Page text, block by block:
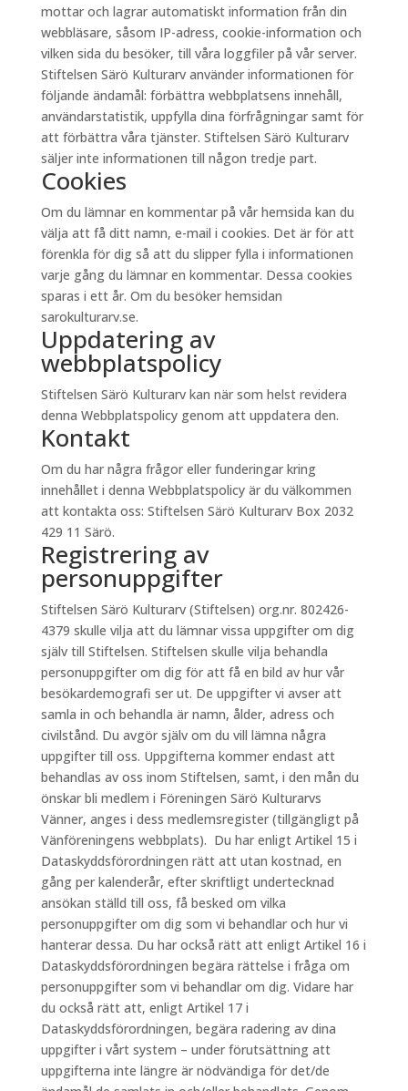
mottar och lagrar automatiskt information från din
webbläsare, såsom IP-adress, cookie-information och
vilken sida du besöker, till våra loggfiler på vår server.
Stiftelsen Särö Kulturarv använder informationen för
följande ändamål: förbättra webbplatsens innehåll,
användarstatistik, uppfylla dina förfrågningar samt för
att förbättra våra tjänster. Stiftelsen Särö Kulturarv
säljer inte informationen till någon tredje part.
Cookies
Om du lämnar en kommentar på vår hemsida kan du
välja att få ditt namn, e-mail i cookies. Det är för att
förenkla för dig så att du slipper fylla i informationen
varje gång du lämnar en kommentar. Dessa cookies
sparas i ett år. Om du besöker hemsidan
sarokulturarv.se.
Uppdatering av
webbplatspolicy
Stiftelsen Särö Kulturarv kan när som helst revidera
denna Webbplatspolicy genom att uppdatera den.
Kontakt
Om du har några frågor eller funderingar kring
innehållet i denna Webbplatspolicy är du välkommen
att kontakta oss: Stiftelsen Särö Kulturarv Box 2032
429 11 Särö.
Registrering av
personuppgifter
Stiftelsen Särö Kulturarv (Stiftelsen) org.nr. 802426-
4379 skulle vilja att du lämnar vissa uppgifter om dig
själv till Stiftelsen. Stiftelsen skulle vilja behandla
personuppgifter om dig för att få en bild av hur vår
besökardemografi ser ut. De uppgifter vi avser att
samla in och behandla är namn, ålder, adress och
civilstånd. Du avgör själv om du vill lämna några
uppgifter till oss. Uppgifterna kommer endast att
behandlas av oss inom Stiftelsen, samt, i den mån du
önskar bli medlem i Föreningen Särö Kulturarvs
Vänner, anges i dess medlemsregister (tillgängligt på
Vänföreningens webbplats). Du har enligt Artikel 15 i
Dataskyddsförordningen rätt att utan kostnad, en
gång per kalenderår, efter skriftligt undertecknad
ansökan ställd till oss, få besked om vilka
personuppgifter om dig som vi behandlar och hur vi
hanterar dessa. Du har också rätt att enligt Artikel 16 i
Dataskyddsförordningen begära rättelse i fråga om
personuppgifter som vi behandlar om dig. Vidare har
du också rätt att, enligt Artikel 17 i
Dataskyddsförordningen, begära radering av dina
uppgifter i vårt system – under förutsättning att
uppgifterna inte längre är nödvändiga för det/de